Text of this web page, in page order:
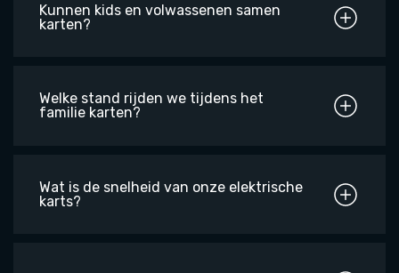
Kunnen kids en volwassenen samen
karten?
Welke stand rijden we tijdens het
familie karten?
Wat is de snelheid van onze elektrische
karts?